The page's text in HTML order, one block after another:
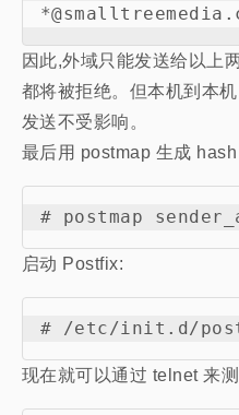
因此,外域只能发送给以上
都将被拒绝。但本机到本机
发送不受影响。
最后用 postmap 生成
启动 Postfix:
现在就可以通过 telnet 来